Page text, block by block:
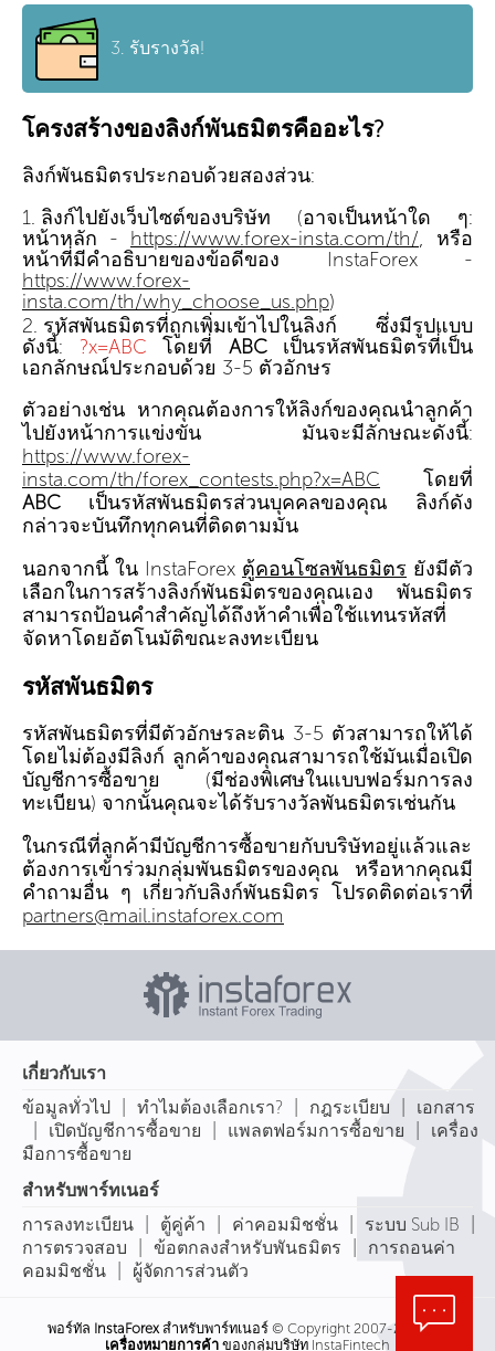
3. รับรางวัล!
โครงสร้างของลิงก์พันธมิตรคืออะไร?
ลิงก์พันธมิตรประกอบด้วยสองส่วน:
ลิงก์ไปยังเว็บไซต์ของบริษัท (อาจเป็นหน้าใด ๆ:
หน้าหลัก - https://www.forex-insta.com/th/, หรือ
หน้าที่มีคำอธิบายของข้อดีของ InstaForex -
https://www.forex-
insta.com/th/why_choose_us.php)
รหัสพันธมิตรที่ถูกเพิ่มเข้าไปในลิงก์ ซึ่งมีรูปแบบ
ดังนี้: ?x=ABC โดยที่ ABCเป็นรหัสพันธมิตรที่เป็น
เอกลักษณ์ประกอบด้วย 3-5 ตัวอักษร
ตัวอย่างเช่น หากคุณต้องการให้ลิงก์ของคุณนำลูกค้า
ไปยังหน้าการแข่งขัน มันจะมีลักษณะดังนี้:
https://www.forex-
insta.com/th/forex_contests.php?x=ABC โดยที่
ABC เป็นรหัสพันธมิตรส่วนบุคคลของคุณ ลิงก์ดัง
กล่าวจะบันทึกทุกคนที่ติดตามมัน
นอกจากนี้ ใน InstaForex ตู้คอนโซลพันธมิตร ยังมีตัว
เลือกในการสร้างลิงก์พันธมิตรของคุณเอง พันธมิตร
สามารถป้อนคำสำคัญได้ถึงห้าคำเพื่อใช้แทนรหัสที่
จัดหาโดยอัตโนมัติขณะลงทะเบียน
รหัสพันธมิตร
รหัสพันธมิตรที่มีตัวอักษรละติน 3-5 ตัวสามารถให้ได้
โดยไม่ต้องมีลิงก์ ลูกค้าของคุณสามารถใช้มันเมื่อเปิด
บัญชีการซื้อขาย (มีช่องพิเศษในแบบฟอร์มการลง
ทะเบียน) จากนั้นคุณจะได้รับรางวัลพันธมิตรเช่นกัน
ในกรณีที่ลูกค้ามีบัญชีการซื้อขายกับบริษัทอยู่แล้วและ
ต้องการเข้าร่วมกลุ่มพันธมิตรของคุณ หรือหากคุณมี
คำถามอื่น ๆ เกี่ยวกับลิงก์พันธมิตร โปรดติดต่อเราที่
partners@mail.instaforex.com
เกี่ยวกับเรา
ข้อมูลทั่วไป
ทำไมต้องเลือกเรา? กฎระเบียบ เอกสาร
เปิดบัญชีการซื้อขาย แพลตฟอร์มการซื้อขาย
เครื่อง
มือการซื้อขาย
สำหรับพาร์ทเนอร์
การลงทะเบียน
ตู้คู่ค้า ค่าคอมมิชชั่น ระบบ Sub IB
การตรวจสอบ ข้อตกลงสำหรับพันธมิตร
การถอนค่า
คอมมิชชั่น
ผู้จัดการส่วนตัว
พอร์ทัล InstaForex สำหรับพาร์ทเนอร์ © Copyright 2007-2026
เครื่องหมายการค้า ของกลุ่มบริษัท InstaFintech